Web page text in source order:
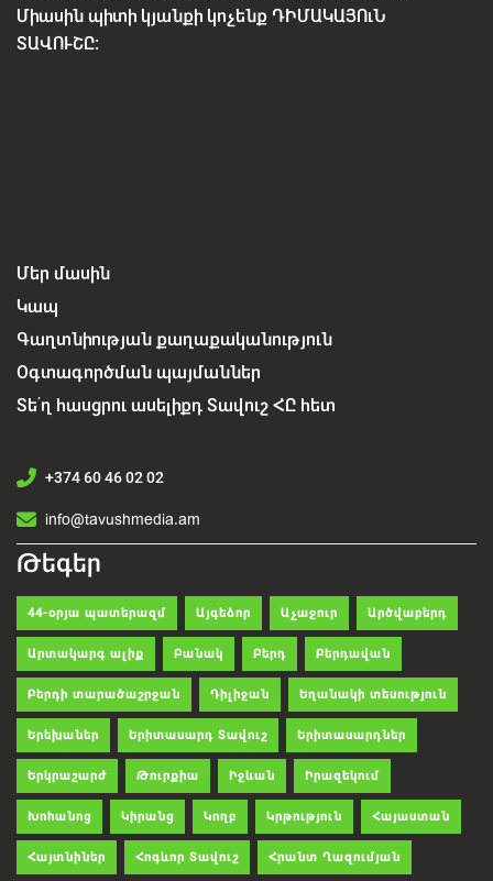
Միասին պիտի կյանքի կոչենք ԴԻՄԱԿԱՅՈւՆ
ՏԱՎՈՒՇԸ:
Մեր մասին
Կապ
Գաղտնիության քաղաքականություն
Օգտագործման պայմաններ
Տե՛ղ հասցրու ասելիքդ Տավուշ ՀԸ հետ
+374 60 46 02 02
info@tavushmedia.am
Թեգեր
44-օրյա պատերազմ Այգեձոր Աչաջուր Արծվաբերդ
Արտակարգ ալիք Բանակ Բերդ Բերդավան
Բերդի տարածաշրջան Դիլիջան Եղանակի տեսություն
Երեխաներ Երիտասարդ Տավուշ Երիտասարդներ
Երկրաշարժ Թուրքիա Իջևան Իրազեկում
Խոհանոց Կիրանց Կողբ Կրթություն Հայաստան
Հայտնիներ Հոգևոր Տավուշ Հրանտ Ղազումյան